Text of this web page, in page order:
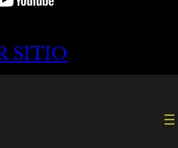
SITIO